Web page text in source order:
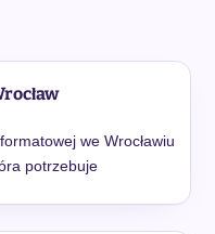
we Wrocławiu
potrzebuje